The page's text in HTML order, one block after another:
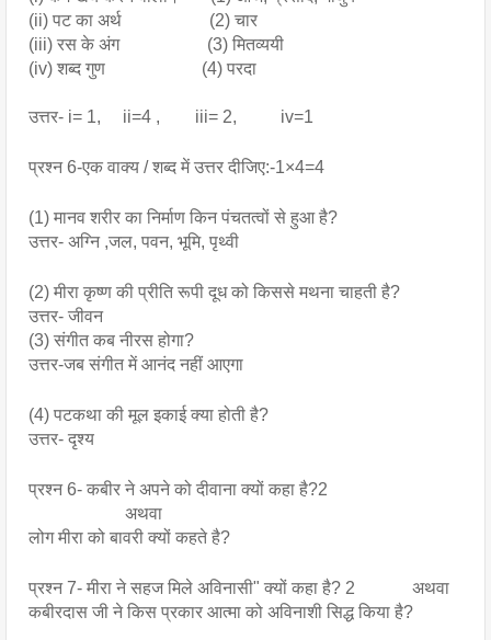
(ii) पट का अर्थ                    (2) चार
(iii) रस के अंग                    (3) मितव्ययी
(iv) शब्द गुण                      (4) परदा
उत्तर- i= 1,     ii=4 ,        iii= 2,          iv=1
प्रश्न 6-एक वाक्य / शब्द में उत्तर दीजिए:-1×4=4
(1) मानव शरीर का निर्माण किन पंचतत्वों से हुआ है?
उत्तर- अग्नि ,जल, पवन, भूमि, पृथ्वी
(2) मीरा कृष्ण की प्रीति रूपी दूध को किससे मथना चाहती है?
उत्तर- जीवन
(3) संगीत कब नीरस होगा?
उत्तर-जब संगीत में आनंद नहीं आएगा
(4) पटकथा की मूल इकाई क्या होती है?
उत्तर- दृश्य
प्रश्न 6- कबीर ने अपने को दीवाना क्यों कहा है?2
                      अथवा
लोग मीरा को बावरी क्यों कहते है?
प्रश्न 7- मीरा ने सहज मिले अविनासी" क्यों कहा है? 2             अथवा
कबीरदास जी ने किस प्रकार आत्मा को अविनाशी सिद्ध किया है?